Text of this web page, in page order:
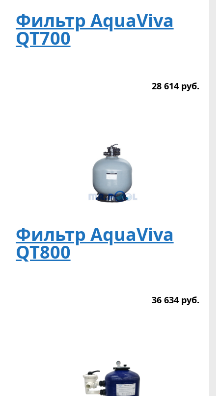
Фильтр AquaViva
QT700
28 614 руб.
Фильтр AquaViva
QT800
36 634 руб.